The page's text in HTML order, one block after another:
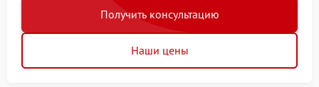
Получить консультацию
Наши цены